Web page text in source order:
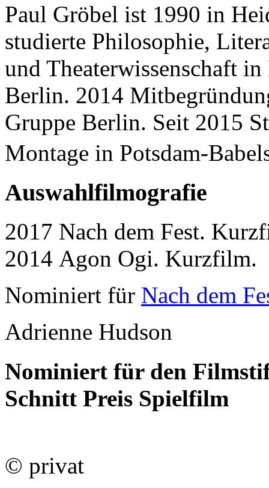
Paul Gröbel ist 1990 in
studierte Philosophie,
und Theaterwissenschaft
Berlin. 2014
Gruppe Berlin. Seit 2015
Montage in Potsdam-
Auswahlfilmografie
2017 Nach dem Fest.
2014 Agon Ogi. Kurzfilm.
Nominiert für Nach dem
Adrienne Hudson
Nominiert für den
Schnitt Preis Spielfilm
© privat